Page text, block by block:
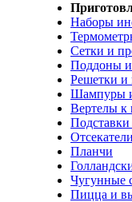
Наборы
Сетки и
Поддоны и
Решетки и
Шампуры
Вертелы к
Планчи
Чугунные
Пицца и